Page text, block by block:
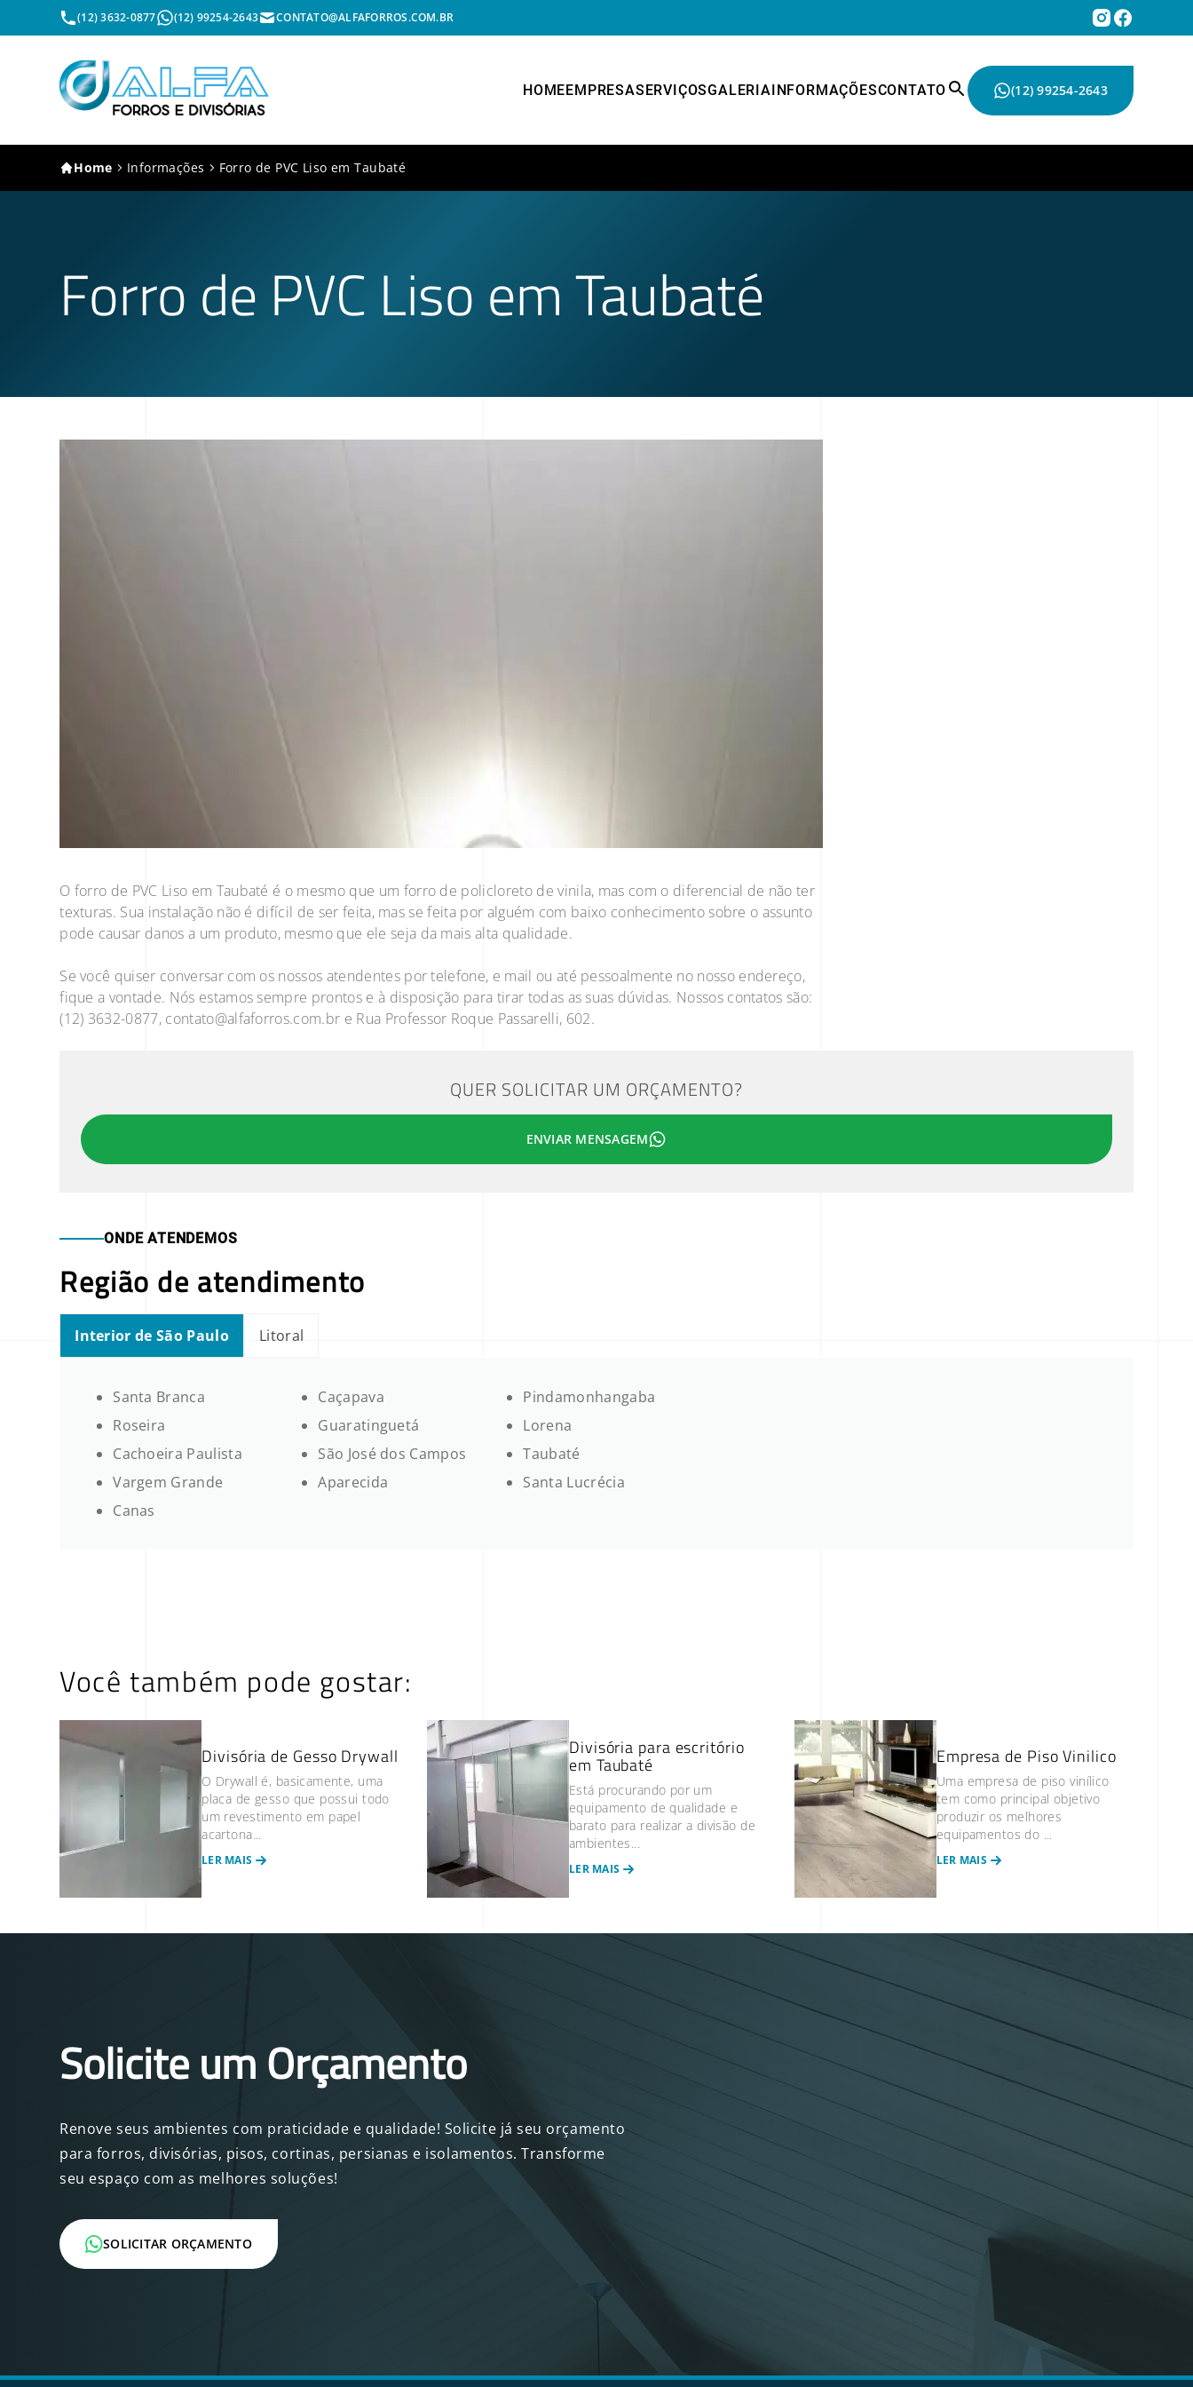
(12) 3632-0877 (12) 99254-2643 CONTATO@ALFAFORROS.COM.BR
HOMEEMPRESASERVIÇOSGALERIAINFORMAÇÕESCONTATO (12) 99254-2643
Home Informações Forro de PVC Liso em Taubaté
Forro de PVC Liso em Taubaté
O forro de PVC Liso em Taubaté é o mesmo que um forro de policloreto de vinila, mas com o diferencial de não ter
texturas. Sua instalação não é difícil de ser feita, mas se feita por alguém com baixo conhecimento sobre o assunto
pode causar danos a um produto, mesmo que ele seja da mais alta qualidade.
Se você quiser conversar com os nossos atendentes por telefone, e mail ou até pessoalmente no nosso endereço,
fique a vontade. Nós estamos sempre prontos e à disposição para tirar todas as suas dúvidas. Nossos contatos são:
(12) 3632-0877, contato@alfaforros.com.br e Rua Professor Roque Passarelli, 602.
QUER SOLICITAR UM ORÇAMENTO?
ENVIAR MENSAGEM
ONDE ATENDEMOS
Região de atendimento
Interior de São Paulo Litoral
Santa Branca Caçapava
Pindamonhangaba
Roseira
Guaratinguetá
Lorena
Cachoeira Paulista
São José dos Campos
Taubaté
Vargem Grande
Aparecida
Santa Lucrécia
Canas
Você também pode gostar:
Divisória de Gesso Drywall
O Drywall é, basicamente, uma
placa de gesso que possui todo
um revestimento em papel
acartona...
LER MAIS
Divisória para escritório
em Taubaté
Está procurando por um
equipamento de qualidade e
barato para realizar a divisão de
ambientes...
LER MAIS
Empresa de Piso Vinilico
Uma empresa de piso vinílico
tem como principal objetivo
produzir os melhores
equipamentos do ...
LER MAIS
Solicite um Orçamento
Renove seus ambientes com praticidade e qualidade! Solicite já seu orçamento
para forros, divisórias, pisos, cortinas, persianas e isolamentos. Transforme
seu espaço com as melhores soluções!
SOLICITAR ORÇAMENTO